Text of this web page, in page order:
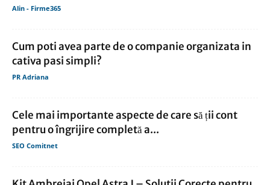
Alin - Firme365
Cum poti avea parte de o companie organizata in
cativa pasi simpli?
PR Adriana
Cele mai importante aspecte de care să ții cont
pentru o îngrijire completă a...
SEO Comitnet